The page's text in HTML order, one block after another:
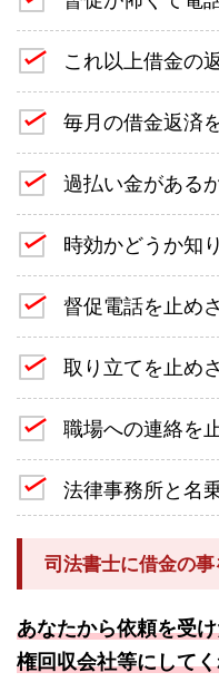
これ以上借金の
毎月の借金返済
過払い金がある
時効かどうか知
督促電話を止め
取り立てを止め
職場への連絡を
法律事務所と名
司法書士に借金の
あなたから依頼を受
権回収会社等にして